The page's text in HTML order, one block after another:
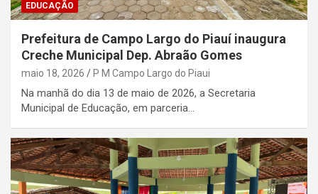
EDUCAÇÃO
Prefeitura de Campo Largo do Piauí inaugura
Creche Municipal Dep. Abraão Gomes
maio 18, 2026 P M Campo Largo do Piaui
Na manhã do dia 13 de maio de 2026, a Secretaria
Municipal de Educação, em parceria…